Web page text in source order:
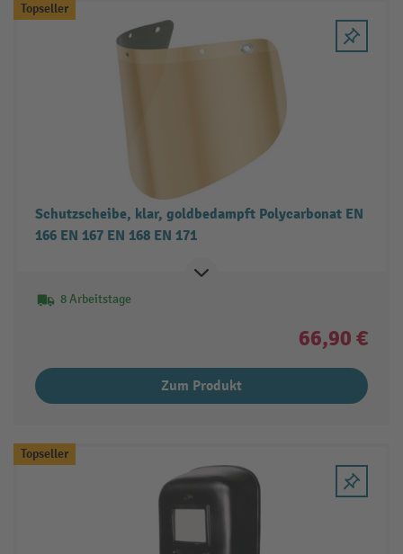
Topseller
Schutzscheibe, klar, goldbedampft Polycarbonat EN
166 EN 167 EN 168 EN 171
8 Arbeitstage
66,90 €
Zum Produkt
Topseller